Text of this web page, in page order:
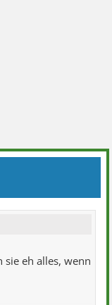
sie eh alles, wenn